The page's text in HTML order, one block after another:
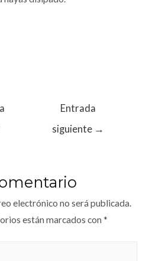
Entrada
siguiente →
electrónico no será publicada.
están marcados con *